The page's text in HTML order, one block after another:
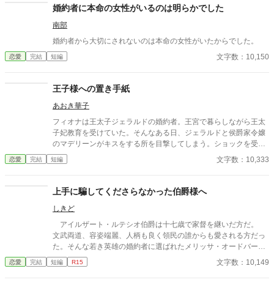
婚約者に本命の女性がいるのは明らかでした
南部
婚約者から大切にされないのは本命の女性がいたからでした。
恋愛 完結 短編 文字数：10,150
王子様への置き手紙
あおき華子
フィオナは王太子ジェラルドの婚約者。王宮で暮らしながら王太
子妃教育を受けていた。そんなある日、ジェラルドと侯爵家令嬢
のマデリーンがキスをする所を目撃してしまう。ショックを受け
たフィオナは自ら修道院に行くことを決意し、護衛騎士のエルマ
ーとともに王宮を逃げ出した。置き手紙を読んだ皇太子が追いか
す。
恋愛 完結 短編 文字数：10,333
上手に騙してくださらなかった伯爵様へ
しきど
アイルザート・ルテシオ伯爵は十七歳で家督を継いだ方だ。
文武両道、容姿端麗、人柄も良く領民の誰からも愛される方だっ
た。そんな若き英雄の婚約者に選ばれたメリッサ・オードバーン
子爵令嬢は、自身を果報者と信じて疑っていなかった。 彼が屋
敷のメイドと関係を持っていると知る事になる、その時までは。
恋愛 完結 短編 R15 文字数：10,149